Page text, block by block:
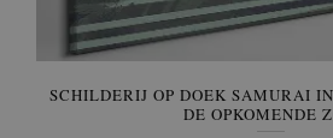
SCHILDERIJ OP DOEK SAMURAI
DE OPKOMENDE